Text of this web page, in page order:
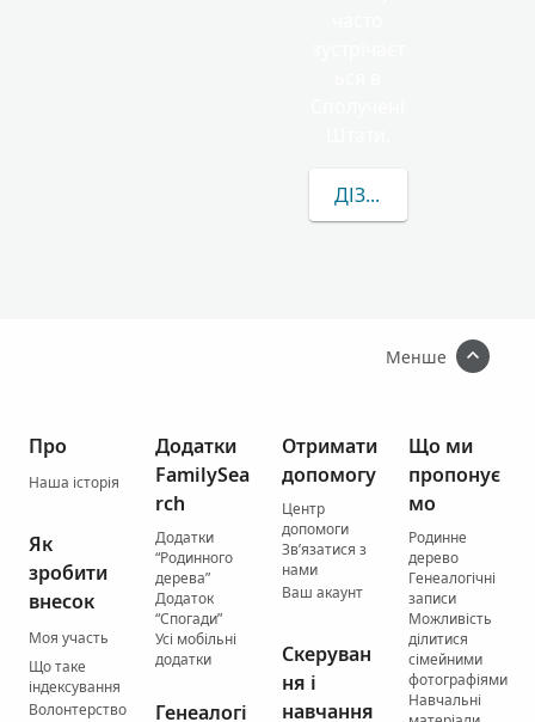
ДІЗНАТИСЯ БІЛЬШЕ
Менше
Про
Наша історія
Як
зробити
внесок
Моя участь
Що таке
індексування
Волонтерство
Додатки
FamilySea
rch
Додатки
“Родинного
дерева”
Додаток
“Спогади”
Усі мобільні
додатки
Генеалогі
Отримати
допомогу
Центр
допомоги
Зв’язатися з
нами
Ваш акаунт
Скеруван
ня і
навчання
Що ми
пропонує
мо
Родинне
дерево
Генеалогічні
записи
Можливість
ділитися
сімейними
фотографіями
Навчальні